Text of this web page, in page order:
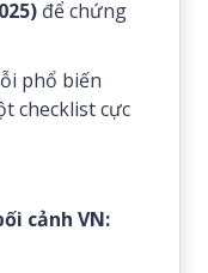
để chứng
phổ biến
checklist cực
cảnh VN: